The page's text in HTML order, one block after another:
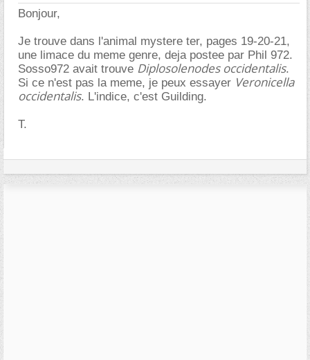
Bonjour,
Je trouve dans l'animal mystere ter, pages 19-20-21,
une limace du meme genre, deja postee par Phil 972.
Sosso972 avait trouve Diplosolenodes occidentalis.
Si ce n'est pas la meme, je peux essayer Veronicella
occidentalis. L'indice, c'est Guilding.
T.